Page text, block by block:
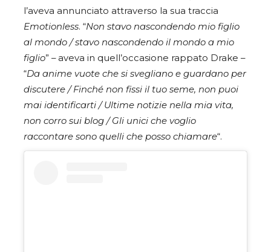
l’aveva annunciato attraverso la sua traccia
Emotionless. “Non stavo nascondendo mio figlio
al mondo / stavo nascondendo il mondo a mio
figlio” – aveva in quell’occasione rappato Drake –
“Da anime vuote che si svegliano e guardano per
discutere / Finché non fissi il tuo seme, non puoi
mai identificarti / Ultime notizie nella mia vita,
non corro sui blog / Gli unici che voglio
raccontare sono quelli che posso chiamare“.